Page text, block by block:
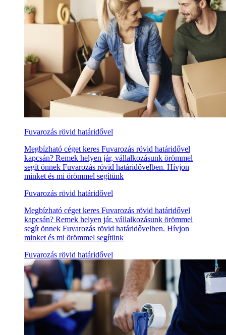
Fuvarozás rövid határidővel
Megbízható céget keres Fuvarozás rövid határidővel
kapcsán? Remek helyen jár, vállalkozásunk örömmel
segít önnek Fuvarozás rövid határidővelben. Hívjon
minket és mi örömmel segítünk
Fuvarozás rövid határidővel
Megbízható céget keres Fuvarozás rövid határidővel
kapcsán? Remek helyen jár, vállalkozásunk örömmel
segít önnek Fuvarozás rövid határidővelben. Hívjon
minket és mi örömmel segítünk
Fuvarozás rövid határidővel